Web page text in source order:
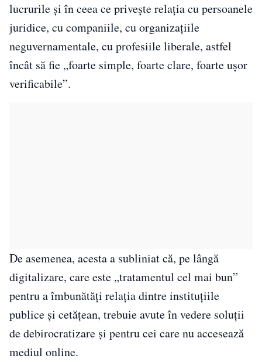
lucrurile şi în ceea ce priveşte relaţia cu persoanele
juridice, cu companiile, cu organizaţiile
neguvernamentale, cu profesiile liberale, astfel
încât să fie „foarte simple, foarte clare, foarte uşor
verificabile”.
De asemenea, acesta a subliniat că, pe lângă
digitalizare, care este „tratamentul cel mai bun”
pentru a îmbunătăţi relaţia dintre instituţiile
publice şi cetăţean, trebuie avute în vedere soluţii
de debirocratizare şi pentru cei care nu accesează
mediul online.